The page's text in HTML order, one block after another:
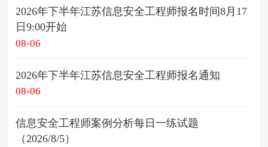
2026年下半年江苏信息安全工程师报名时间8月17
日9:00开始
08-06
2026年下半年江苏信息安全工程师报名通知
08-06
信息安全工程师案例分析每日一练试题
（2026/8/5）